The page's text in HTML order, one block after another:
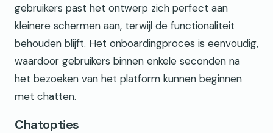
gebruikers past het ontwerp zich perfect aan
kleinere schermen aan, terwijl de functionaliteit
behouden blijft. Het onboardingproces is eenvoudig,
waardoor gebruikers binnen enkele seconden na
het bezoeken van het platform kunnen beginnen
met chatten.
Chatopties